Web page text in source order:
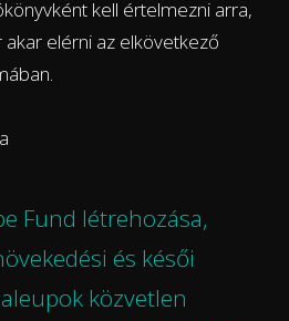
kell értelmezni arra,
elérni az elkövetkező
Fund létrehozása,
és késői
közvetlen